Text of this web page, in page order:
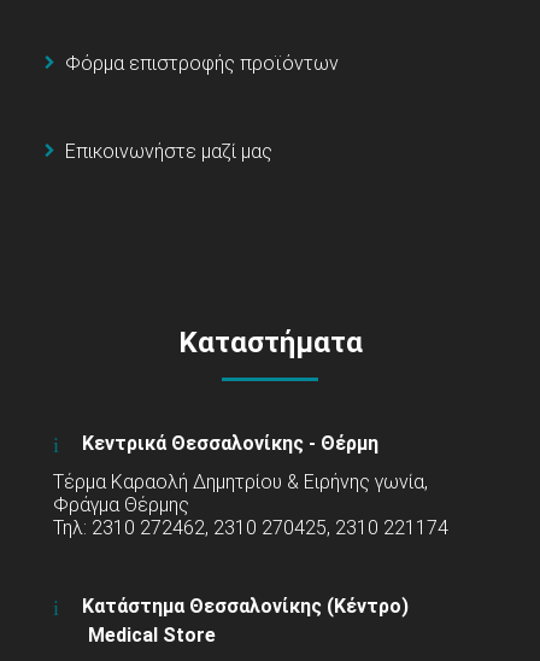
Φόρμα επιστροφής προϊόντων
Επικοινωνήστε μαζί μας
Καταστήματα
Κεντρικά Θεσσαλονίκης - Θέρμη
Τέρμα Καραολή Δημητρίου & Ειρήνης γωνία,
Φράγμα Θέρμης
Τηλ: 2310 272462, 2310 270425, 2310 221174
Κατάστημα Θεσσαλονίκης (Κέντρο)
Medical Store